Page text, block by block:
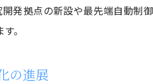
柏市の建設業で注
発拠点の新設や最先端自動
。
の進展